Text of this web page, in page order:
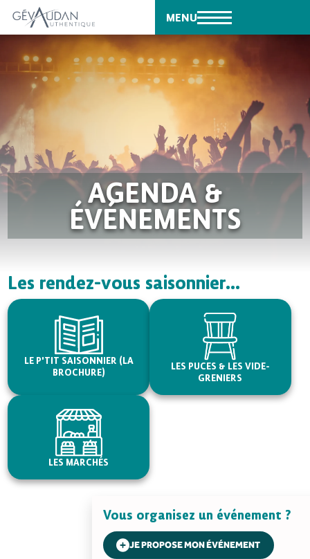
MENU
AGENDA &
ÉVÉNEMENTS
Les rendez-vous saisonnier...
LE P'TIT SAISONNIER (LA
BROCHURE)
LES PUCES & LES VIDE-
GRENIERS
LES MARCHÉS
Vous organisez un événement ?
JE PROPOSE MON ÉVÉNEMENT